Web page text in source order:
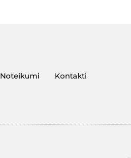
Noteikumi Kontakti